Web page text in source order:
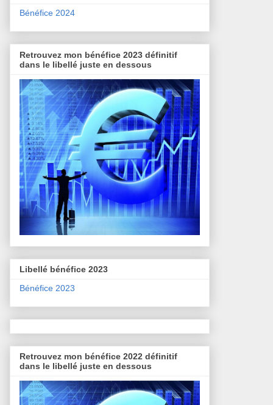
Bénéfice 2024
Retrouvez mon bénéfice 2023 définitif
dans le libellé juste en dessous
Libellé bénéfice 2023
Bénéfice 2023
Retrouvez mon bénéfice 2022 définitif
dans le libellé juste en dessous